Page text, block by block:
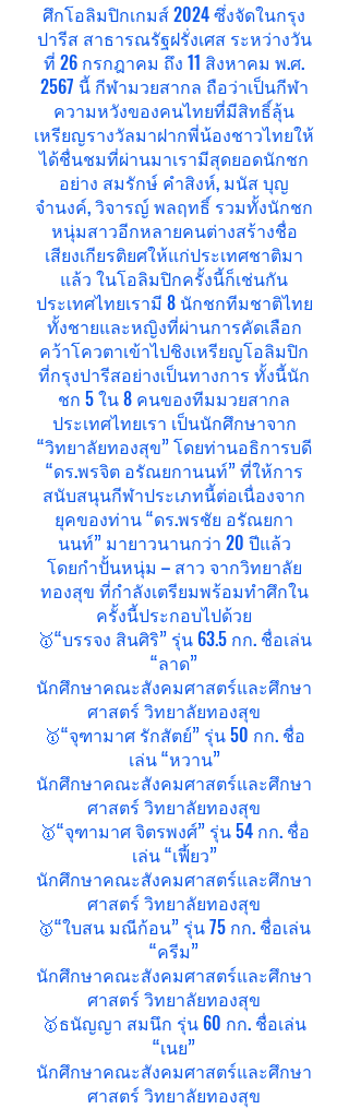
ศึกโอลิมปิกเกมส์ 2024 ซึ่งจัดในกรุง
ปารีส สาธารณรัฐฝรั่งเศส ระหว่างวัน
ที่ 26 กรกฎาคม ถึง 11 สิงหาคม พ.ศ.
2567 นี้ กีฬามวยสากล ถือว่าเป็นกีฬา
ความหวังของคนไทยที่มีสิทธิ์ลุ้น
เหรียญรางวัลมาฝากพี่น้องชาวไทยให้
ได้ชื่นชมที่ผ่านมาเรามีสุดยอดนักชก
อย่าง สมรักษ์ คำสิงห์, มนัส บุญ
จำนงค์, วิจารญ์ พลฤทธิ์ รวมทั้งนักชก
หนุ่มสาวอีกหลายคนต่างสร้างชื่อ
เสียงเกียรติยศให้แก่ประเทศชาติมา
แล้ว ในโอลิมปิกครั้งนี้ก็เช่นกัน
ประเทศไทยเรามี 8 นักชกทีมชาติไทย
ทั้งชายและหญิงที่ผ่านการคัดเลือก
คว้าโควตาเข้าไปชิงเหรียญโอลิมปิก
ที่กรุงปารีสอย่างเป็นทางการ ทั้งนี้นัก
ชก 5 ใน 8 คนของทีมมวยสากล
ประเทศไทยเรา เป็นนักศึกษาจาก
“วิทยาลัยทองสุข” โดยท่านอธิการบดี
“ดร.พรจิต อรัณยกานนท์” ที่ให้การ
สนับสนุนกีฬาประเภทนี้ต่อเนื่องจาก
ยุคของท่าน “ดร.พรชัย อรัณยกา
นนท์” มายาวนานกว่า 20 ปีแล้ว
โดยกำปั้นหนุ่ม – สาว จากวิทยาลัย
ทองสุข ที่กำลังเตรียมพร้อมทำศึกใน
ครั้งนี้ประกอบไปด้วย
🥇“บรรจง สินศิริ” รุ่น 63.5 กก. ชื่อเล่น
“ลาด”
นักศึกษาคณะสังคมศาสตร์และศึกษา
ศาสตร์ วิทยาลัยทองสุข
🥇“จุฑามาศ รักสัตย์” รุ่น 50 กก. ชื่อ
เล่น “หวาน”
นักศึกษาคณะสังคมศาสตร์และศึกษา
ศาสตร์ วิทยาลัยทองสุข
🥇“จุฑามาศ จิตรพงศ์” รุ่น 54 กก. ชื่อ
เล่น “เฟี้ยว”
นักศึกษาคณะสังคมศาสตร์และศึกษา
ศาสตร์ วิทยาลัยทองสุข
🥇“ใบสน มณีก้อน” รุ่น 75 กก. ชื่อเล่น
“ครีม”
นักศึกษาคณะสังคมศาสตร์และศึกษา
ศาสตร์ วิทยาลัยทองสุข
🥇ธนัญญา สมนึก รุ่น 60 กก. ชื่อเล่น
“เนย”
นักศึกษาคณะสังคมศาสตร์และศึกษา
ศาสตร์ วิทยาลัยทองสุข